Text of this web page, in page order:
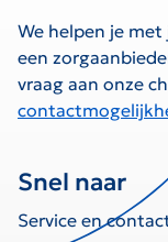
We helpen je
een
vraag aan onze
Snel naar
Service en